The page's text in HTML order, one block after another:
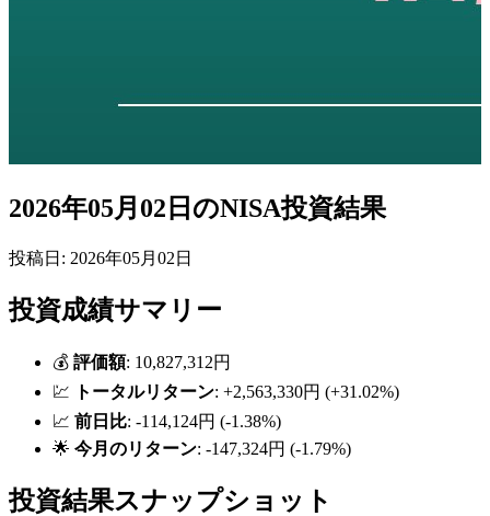
2026年05月02日のNISA投資結果
投稿日: 2026年05月02日
投資成績サマリー
💰 評価額: 10,827,312円
💹
トータルリターン: +2,563,330円 (+31.02%)
📈 前日比: -114,124円 (-1.38%)
🌟 今月のリターン: -147,324円 (-1.79%)
投資結果スナップショット